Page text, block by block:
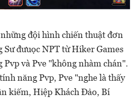
đội hình chiến thuật đơn
đưuọc NPT từ Hiker Games
và Pve "không nhàm chán".
năng Pvp, Pve "nghe là thấy
kiếm, Hiệp Khách Đảo, Bí